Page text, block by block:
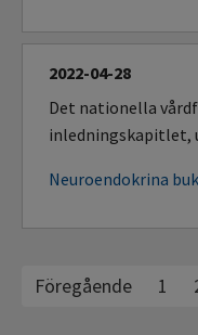
2022-04-28
Det nationella
inledningskapitlet,
Neuroendokrina
Föregående 1